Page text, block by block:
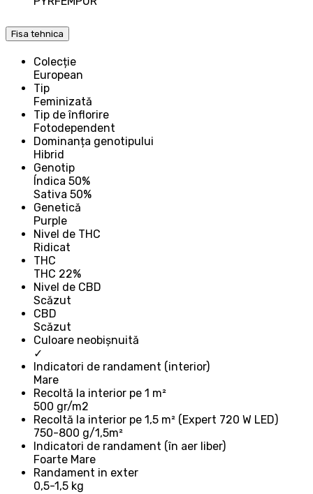
Fisa tehnica
Colecție
European
Tip
Feminizată
Tip de înflorire
Fotodependent
Dominanța genotipului
Hibrid
Genotip
Índica 50%
Sativa 50%
Genetică
Purple
Nivel de THC
Ridicat
THC
THC 22%
Nivel de CBD
Scăzut
CBD
Scăzut
Сuloare neobișnuită
✓
Indicatori de randament (interior)
Mare
Recoltă la interior pe 1 m²
500 gr/m2
Recoltă la interior pe 1,5 m² (Expert 720 W LED)
750-800 g/1,5m²
Indicatori de randament (în aer liber)
Foarte Mare
Randament in exter
0,5-1,5 kg